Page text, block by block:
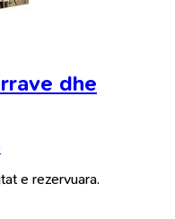
dhe
e rezervuara.